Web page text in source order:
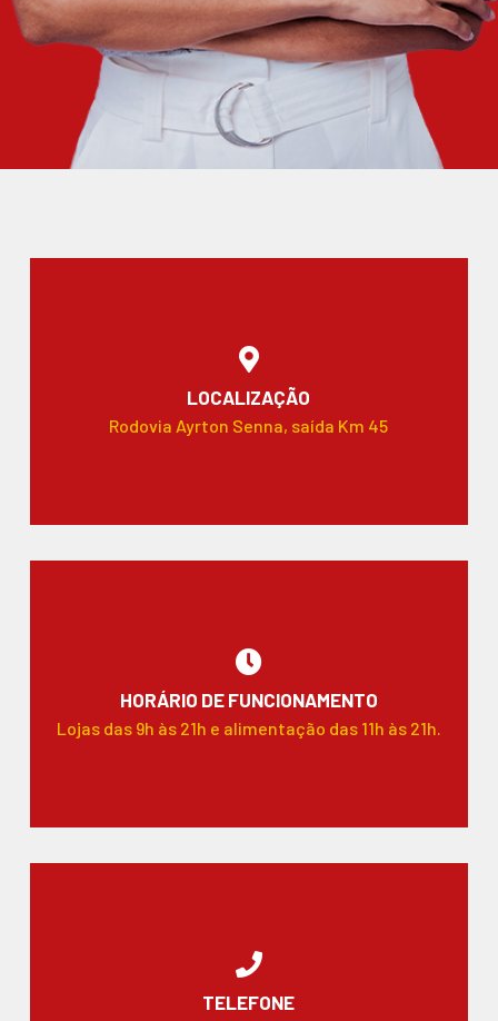
LOCALIZAÇÃO
Rodovia Ayrton Senna, saída Km 45
HORÁRIO DE FUNCIONAMENTO
Lojas das 9h às 21h e alimentação das 11h às 21h.
TELEFONE